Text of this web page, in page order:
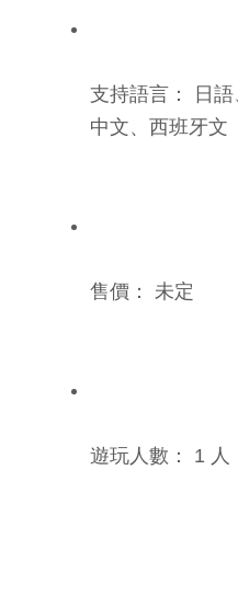
支持語言： 日
中文、西班牙文
售價： 未定
遊玩人數： 1 人